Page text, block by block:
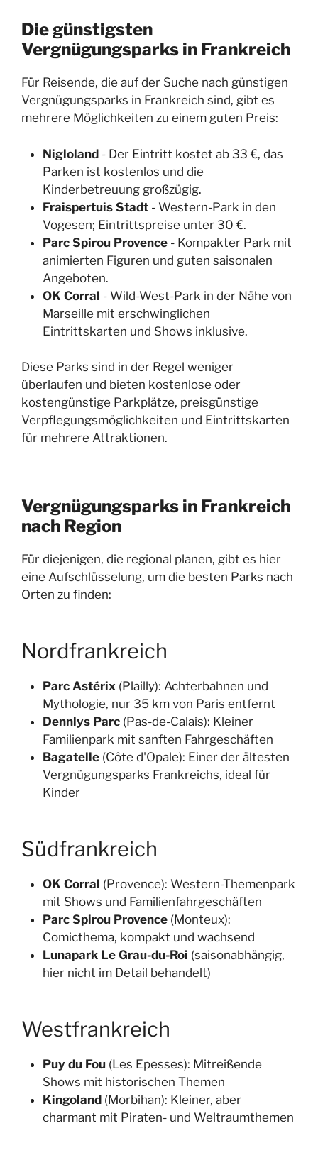
Die günstigsten
Vergnügungsparks in Frankreich
Für Reisende, die auf der Suche nach günstigen
Vergnügungsparks in Frankreich sind, gibt es
mehrere Möglichkeiten zu einem guten Preis:
Nigloland - Der Eintritt kostet ab 33 €, das
Parken ist kostenlos und die
Kinderbetreuung großzügig.
Fraispertuis Stadt - Western-Park in den
Vogesen; Eintrittspreise unter 30 €.
Parc Spirou Provence - Kompakter Park mit
animierten Figuren und guten saisonalen
Angeboten.
OK Corral - Wild-West-Park in der Nähe von
Marseille mit erschwinglichen
Eintrittskarten und Shows inklusive.
Diese Parks sind in der Regel weniger
überlaufen und bieten kostenlose oder
kostengünstige Parkplätze, preisgünstige
Verpflegungsmöglichkeiten und Eintrittskarten
für mehrere Attraktionen.
Vergnügungsparks in Frankreich
nach Region
Für diejenigen, die regional planen, gibt es hier
eine Aufschlüsselung, um die besten Parks nach
Orten zu finden:
Nordfrankreich
Parc Astérix (Plailly): Achterbahnen und
Mythologie, nur 35 km von Paris entfernt
Dennlys Parc (Pas-de-Calais): Kleiner
Familienpark mit sanften Fahrgeschäften
Bagatelle (Côte d'Opale): Einer der ältesten
Vergnügungsparks Frankreichs, ideal für
Kinder
Südfrankreich
OK Corral (Provence): Western-Themenpark
mit Shows und Familienfahrgeschäften
Parc Spirou Provence (Monteux):
Comicthema, kompakt und wachsend
Lunapark Le Grau-du-Roi (saisonabhängig,
hier nicht im Detail behandelt)
Westfrankreich
Puy du Fou (Les Epesses): Mitreißende
Shows mit historischen Themen
Kingoland (Morbihan): Kleiner, aber
charmant mit Piraten- und Weltraumthemen